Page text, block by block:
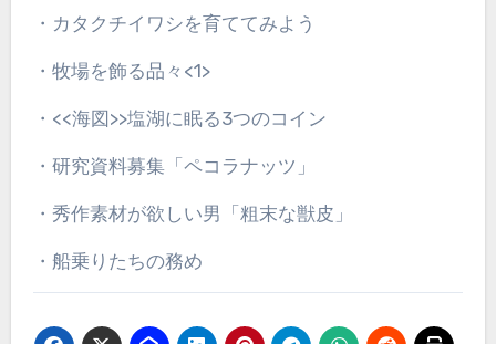
・カタクチイワシを育ててみよう
・牧場を飾る品々<1>
・<<海図>>塩湖に眠る3つのコイン
・研究資料募集「ペコラナッツ」
・秀作素材が欲しい男「粗末な獣皮」
・船乗りたちの務め